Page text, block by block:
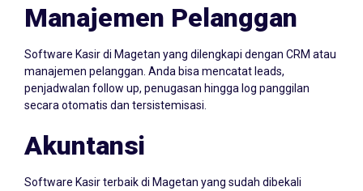
manajemen pelanggan. Anda bisa mencatat leads,
penjadwalan follow up, penugasan hingga log panggilan
secara otomatis dan tersistemisasi.
Akuntansi
akuntansi yang mempuni. Terlengkap dan terstruktur dengan